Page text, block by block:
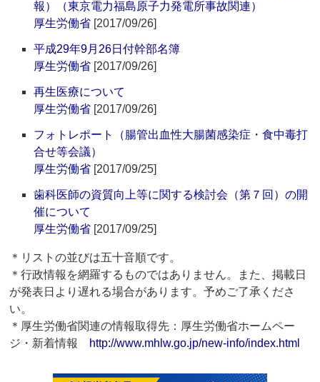
報）（東京電力福島原子力発電所事故関連）
厚生労働省 [2017/09/26]
平成29年9月26日付幹部名簿
厚生労働省 [2017/09/26]
再生医療について
厚生労働省 [2017/09/26]
フォトレポート（腸管出血性大腸菌感染症・食中毒打
合せ等会議）
厚生労働省 [2017/09/25]
歯科医師の資質向上等に関する検討会（第７回）の開
催について
厚生労働省 [2017/09/25]
＊リストの並びは五十音順です。
＊行政情報を網羅するものではありません。また、掲載日
が発表日より遅れる場合があります。予めご了承くださ
い。
＊厚生労働省関連の情報取得先：厚生労働省ホームペー
ジ・新着情報 http://www.mhlw.go.jp/new-info/index.html